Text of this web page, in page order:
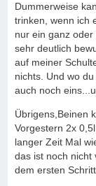
Dummerweise
trinken, wenn ich
nur ein ganz
sehr deutlich
auf meiner
nichts. Und wo
auch noch
Übrigens,Beinen
Vorgestern 2x
langer Zeit Mal
das ist noch nicht
dem ersten